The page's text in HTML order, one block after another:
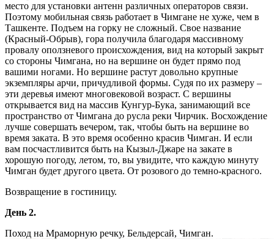
место для установки антенн различных операторов связи.
Поэтому мобильная связь работает в Чимгане не хуже, чем в
Ташкенте. Подъем на горку не сложный. Свое название
(Красный-Обрыв), гора получила благодаря массивному
провалу оползневого происхождения, вид на который закрыт
со стороны Чимгана, но на вершине он будет прямо под
вашими ногами. Но вершине растут довольно крупные
экземпляры арчи, причудливой формы. Судя по их размеру –
эти деревья имеют многовековой возраст. С вершины
открывается вид на массив Кунгур-Бука, занимающий все
пространство от Чимгана до русла реки Чирчик. Восхождение
лучше совершать вечером, так, чтобы быть на вершине во
время заката. В это время особенно красив Чимган. И если
вам посчастливится быть на Кызыл-Джаре на закате в
хорошую погоду, летом, то, вы увидите, что каждую минуту
Чимган будет другого цвета. От розового до темно-красного.
Возвращение в гостиницу.
День 2.
Поход на Мраморную речку, Бельдерсай, Чимган.